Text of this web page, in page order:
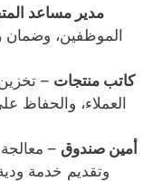
مدير مساعد
الموظفين، وضمان
كاتب منتجات –
العملاء، والحفاظ
أمين صندوق – معالجة
وتقديم خدمة